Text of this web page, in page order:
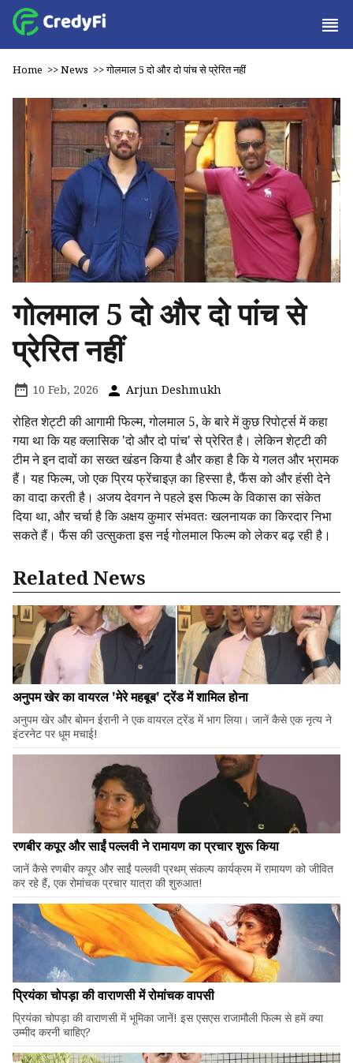
Home >>News >>गोलमाल 5 दो और दो पांच से प्रेरित नहीं
गोलमाल 5 दो और दो पांच से
प्रेरित नहीं
10 Feb, 2026 Arjun Deshmukh
रोहित शेट्टी की आगामी फिल्म, गोलमाल 5, के बारे में कुछ रिपोर्ट्स में कहा
गया था कि यह क्लासिक 'दो और दो पांच' से प्रेरित है। लेकिन शेट्टी की
टीम ने इन दावों का सख्त खंडन किया है और कहा है कि ये गलत और भ्रामक
हैं। यह फिल्म, जो एक प्रिय फ्रेंचाइज़ का हिस्सा है, फैंस को और हंसी देने
का वादा करती है। अजय देवगन ने पहले इस फिल्म के विकास का संकेत
दिया था, और चर्चा है कि अक्षय कुमार संभवतः खलनायक का किरदार निभा
सकते हैं। फैंस की उत्सुकता इस नई गोलमाल फिल्म को लेकर बढ़ रही है।
Related News
अनुपम खेर का वायरल 'मेरे महबूब' ट्रेंड में शामिल होना
अनुपम खेर और बोमन ईरानी ने एक वायरल ट्रेंड में भाग लिया। जानें कैसे एक नृत्य ने
इंटरनेट पर धूम मचाई!
रणबीर कपूर और साईं पल्लवी ने रामायण का प्रचार शुरू किया
जानें कैसे रणबीर कपूर और साईं पल्लवी प्रथम् संकल्प कार्यक्रम में रामायण को जीवित
कर रहे हैं, एक रोमांचक प्रचार यात्रा की शुरुआत!
प्रियंका चोपड़ा की वाराणसी में रोमांचक वापसी
प्रियंका चोपड़ा की वाराणसी में भूमिका जानें! इस एसएस राजामौली फिल्म से हमें क्या
उम्मीद करनी चाहिए?